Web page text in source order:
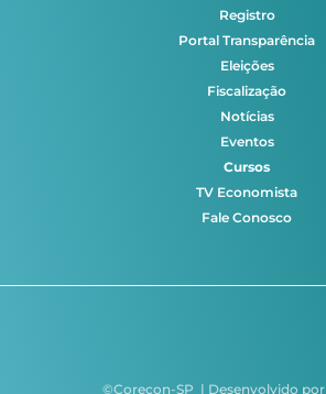
Registro
Portal Transparência
Eleições
Fiscalização
Notícias
Eventos
Cursos
TV Economista
Fale Conosco
©Corecon-SP | Desenvolvido por